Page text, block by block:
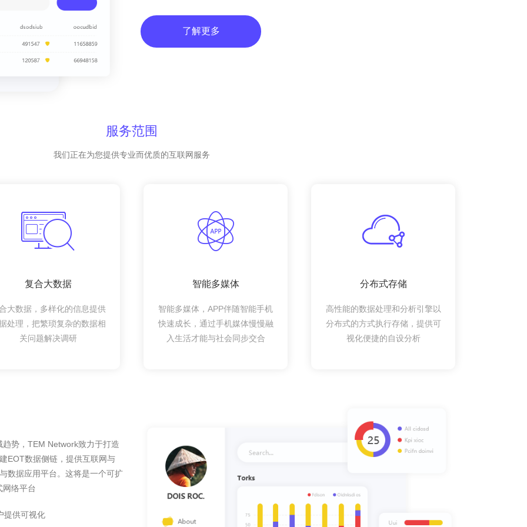
了解更多
服务范围
我们正在为您提供专业而优质的互联网服务
复合大数据
大数据，多样化的信息提供
处理，把繁琐复杂的数据相
关问题解决调研
智能多媒体
智能多媒体，APP伴随智能手机
快速成长，通过手机媒体慢慢融
入生活才能与社会同步交合
分布式存储
高性能的数据处理和分析引擎以
分布式的方式执行存储，提供可
视化便捷的自设分析
势，TEM Network致力于打造
EOT数据侧链，提供互联网与
数据应用平台。这将是一个可扩
网络平台
提供可视化